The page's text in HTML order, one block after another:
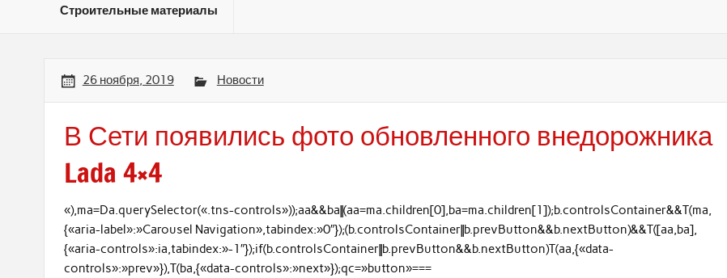
Строительные материалы
26 ноября, 2019 Новости
В Сети появились фото обновленного внедорожника
Lada 4×4
«),ma=Da.querySelector(«.tns-controls»));aa&&ba||(aa=ma.children[0],ba=ma.children[1]);b.controlsContainer&&T(ma,
{«aria-label»:»Carousel Navigation»,tabindex:»0″});(b.controlsContainer||b.prevButton&&b.nextButton)&&T([aa,ba],
{«aria-controls»:ia,tabindex:»-1″});if(b.controlsContainer||b.prevButton&&b.nextButton)T(aa,{«data-
controls»:»prev»}),T(ba,{«data-controls»:»next»});qc=»button»===